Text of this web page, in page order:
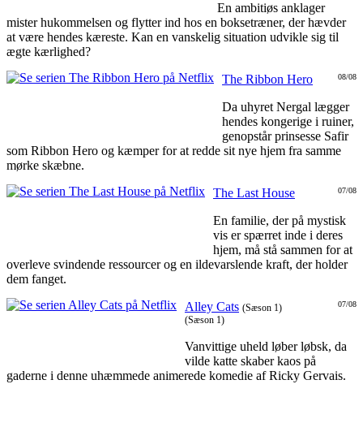
En ambitiøs anklager
mister hukommelsen og flytter ind hos en boksetræner, der hævder
at være hendes kæreste. Kan en vanskelig situation udvikle sig til
ægte kærlighed?
08/08
The Ribbon Hero
Da uhyret Nergal lægger
hendes kongerige i ruiner,
genopstår prinsesse Safir
som Ribbon Hero og kæmper for at redde sit nye hjem fra samme
mørke skæbne.
07/08
The Last House
En familie, der på mystisk
vis er spærret inde i deres
hjem, må stå sammen for at
overleve svindende ressourcer og en ildevarslende kraft, der holder
dem fanget.
07/08
Alley Cats (Sæson 1)
(Sæson 1)
Vanvittige uheld løber løbsk, da
vilde katte skaber kaos på
gaderne i denne uhæmmede animerede komedie af Ricky Gervais.